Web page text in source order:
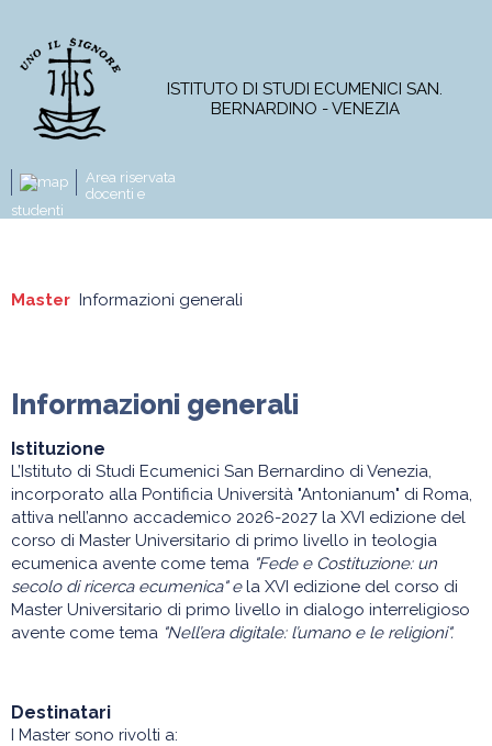
ISTITUTO DI STUDI ECUMENICI SAN.
BERNARDINO - VENEZIA
Area riservata
docenti e
studenti
L'Istituto Corso di Licenza
News e attività
Master Informazioni generali
Informazioni generali
Istituzione
L’Istituto di Studi Ecumenici San Bernardino di Venezia,
incorporato alla Pontificia Università "Antonianum" di Roma,
attiva nell’anno accademico 2026-2027 la XVI edizione del
corso di Master Universitario di primo livello in teologia
ecumenica avente come tema "Fede e Costituzione: un
secolo di ricerca ecumenica" ela XVI edizione del corso di
Master Universitario di primo livello in dialogo interreligioso
avente come tema "Nell’era digitale: l’umano e le religioni".
Destinatari
I Master sono rivolti a: